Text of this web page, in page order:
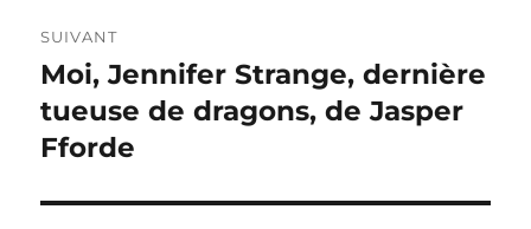
SUIVANT
Publication
suivante :
Moi, Jennifer Strange, dernière
tueuse de dragons, de Jasper
Fforde